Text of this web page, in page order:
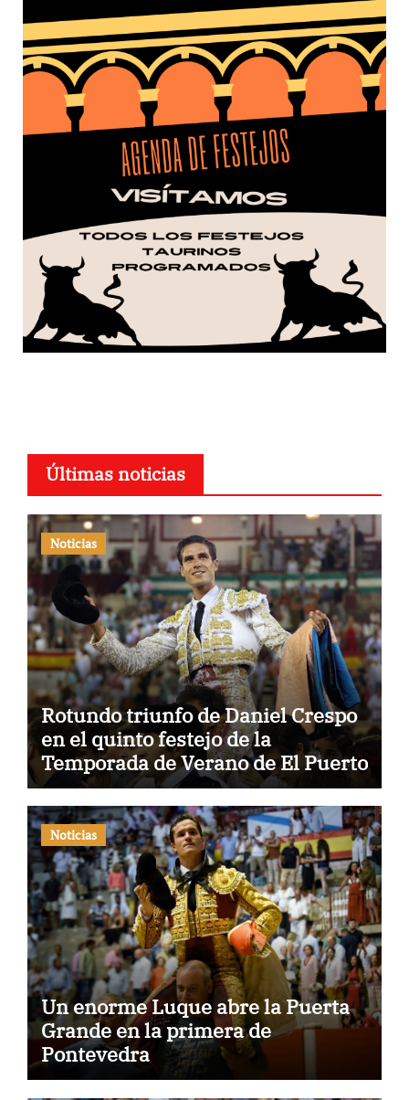
Últimas noticias
Noticias
Rotundo triunfo de Daniel Crespo
en el quinto festejo de la
Temporada de Verano de El Puerto
Noticias
Un enorme Luque abre la Puerta
Grande en la primera de
Pontevedra